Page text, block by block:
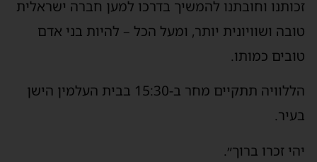
זכותנו וחובתנו להמשיך בדרכו למען חברה ישראלית
טובה ושוויונית יותר, ומעל הכל – להיות בני אדם
טובים כמותו.
הללוויה תתקיים מחר ב-15:30 בבית העלמין הישן
בעיר.
יהי זכרו ברוך״.